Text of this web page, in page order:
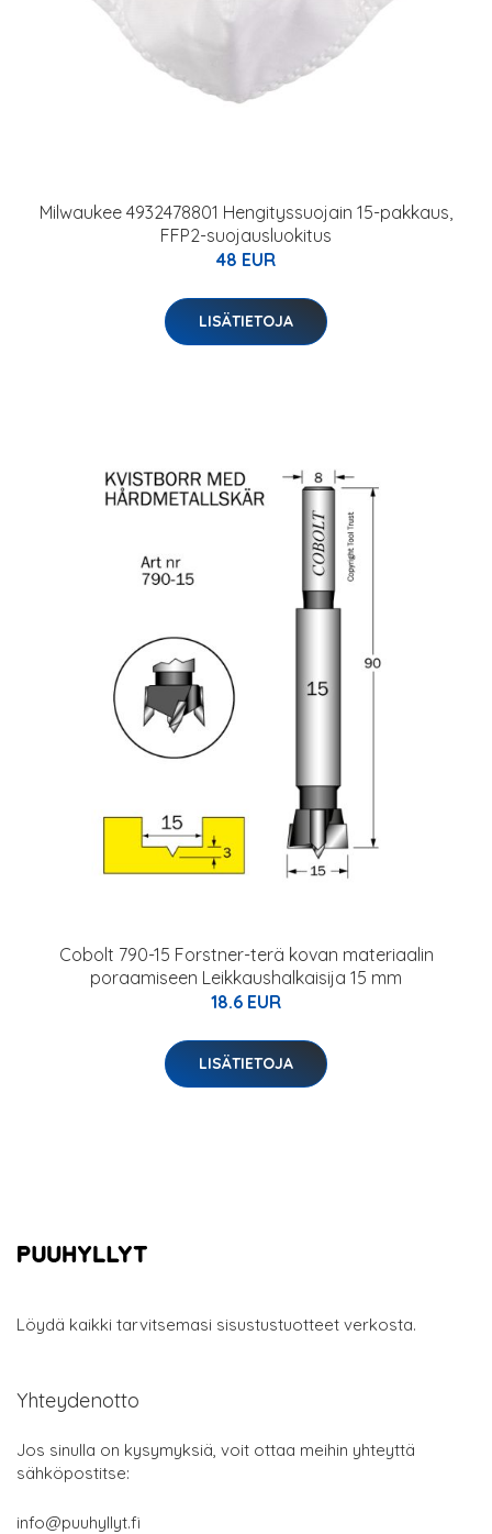
Milwaukee 4932478801 Hengityssuojain 15-pakkaus,
FFP2-suojausluokitus
48 EUR
LISÄTIETOJA
Cobolt 790-15 Forstner-terä kovan materiaalin
poraamiseen Leikkaushalkaisija 15 mm
18.6 EUR
LISÄTIETOJA
Löydä kaikki tarvitsemasi sisustustuotteet verkosta.
Yhteydenotto
Jos sinulla on kysymyksiä, voit ottaa meihin yhteyttä
sähköpostitse:
info@puuhyllyt.fi